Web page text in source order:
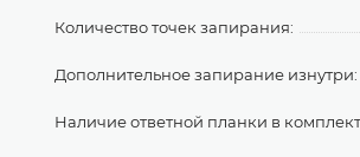
Количество точек запирания:
Дополнительное запирание изнутри:
Наличие ответной планки в